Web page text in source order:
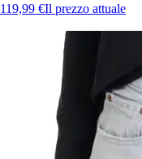
119,99 €Il prezzo attuale